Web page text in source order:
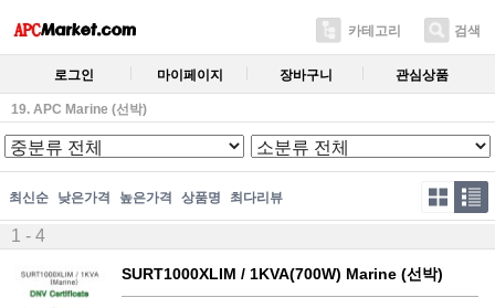
카테고리 검색
로그인 마이페이지 장바구니 관심상품
19. APC Marine (선박)
최신순 낮은가격 높은가격 상품명 최다리뷰
1 - 4
SURT1000XLIM / 1KVA(700W) Marine (선박)